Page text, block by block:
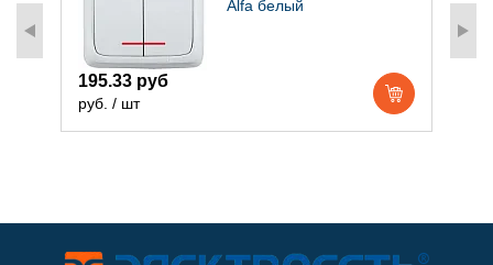
Alfa белый
195.33 руб
руб. / шт